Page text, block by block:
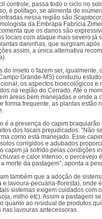
controle, passa todo o ciclo no
é polífago, se alimenta de
nessa região são
da Embrapa Fabrícia
que os danos são
locais com ataque mais severo já
daninhas, que surgiram após
assim, a única alternativa
do inseto o fazem ser, igualmente,
Grande-MS) conduziu
os aspectos bioecológicos e
na região do Cerrado. Até o
áreas bem manejadas e onde a
forma frequente, as plantas estão
é a presença do capim braquiarão
dos locais prejudicados. “Não
como está manejado. Esse
corrigidos e adubados
capim já sofrido pelas condições
e calor intenso, o percevejo
morte da pastagem”, aponta a
também que a adoção de
e lavoura-pecuária-floresta), onde
sistemas exigem cuidados com
milho etc). Assim a pastagem
quanto ao residual de produtos
nas lavouras antecessoras.